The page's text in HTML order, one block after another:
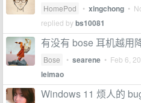
HomePod • xingchong •
replied bybs10081
有没有 bose 耳机越用
Bose • searene • Feb 6,
leimao
Windows 11 烦人的